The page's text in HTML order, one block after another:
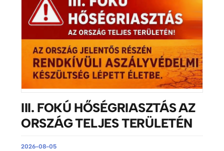
III. FOKÚ HŐSÉGRIASZTÁS AZ
ORSZÁG TELJES TERÜLETÉN
2026-08-05